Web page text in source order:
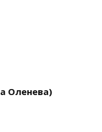
Оленева)